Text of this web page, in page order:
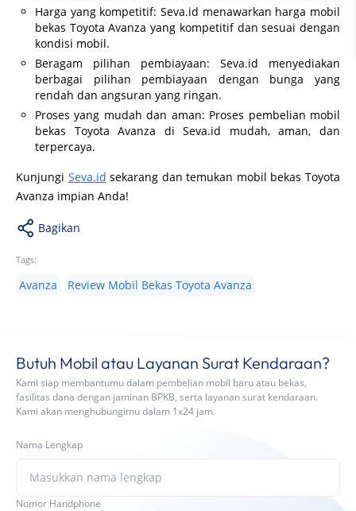
Harga yang kompetitif: Seva.id menawarkan harga mobil
bekas Toyota Avanza yang kompetitif dan sesuai dengan
kondisi mobil.
Beragam pilihan pembiayaan: Seva.id menyediakan
berbagai pilihan pembiayaan dengan bunga yang
rendah dan angsuran yang ringan.
Proses yang mudah dan aman: Proses pembelian mobil
bekas Toyota Avanza di Seva.id mudah, aman, dan
terpercaya.
Kunjungi Seva.id sekarang dan temukan mobil bekas Toyota
Avanza impian Anda!
Bagikan
Tags:
Avanza Review Mobil Bekas Toyota Avanza
Butuh Mobil atau Layanan Surat Kendaraan?
Kami siap membantumu dalam pembelian mobil baru atau bekas,
fasilitas dana dengan jaminan BPKB, serta layanan surat kendaraan.
Kami akan menghubungimu dalam 1x24 jam.
Nama Lengkap
Nomor Handphone